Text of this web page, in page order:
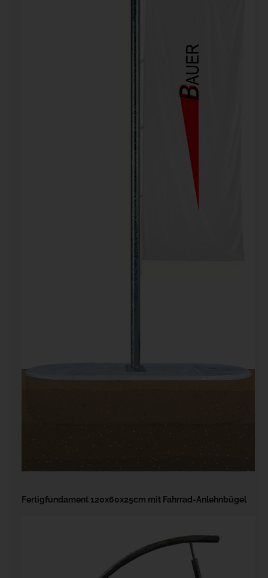
Fertigfundament 120x60x25cm mit Fahrrad-Anlehnbügel